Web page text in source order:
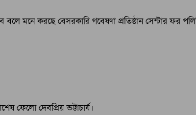
বলে মনে করছে বেসরকারি গবেষণা প্রতিষ্ঠান সেন্টার ফর
ফেলো দেবপ্রিয় ভট্টাচার্য।